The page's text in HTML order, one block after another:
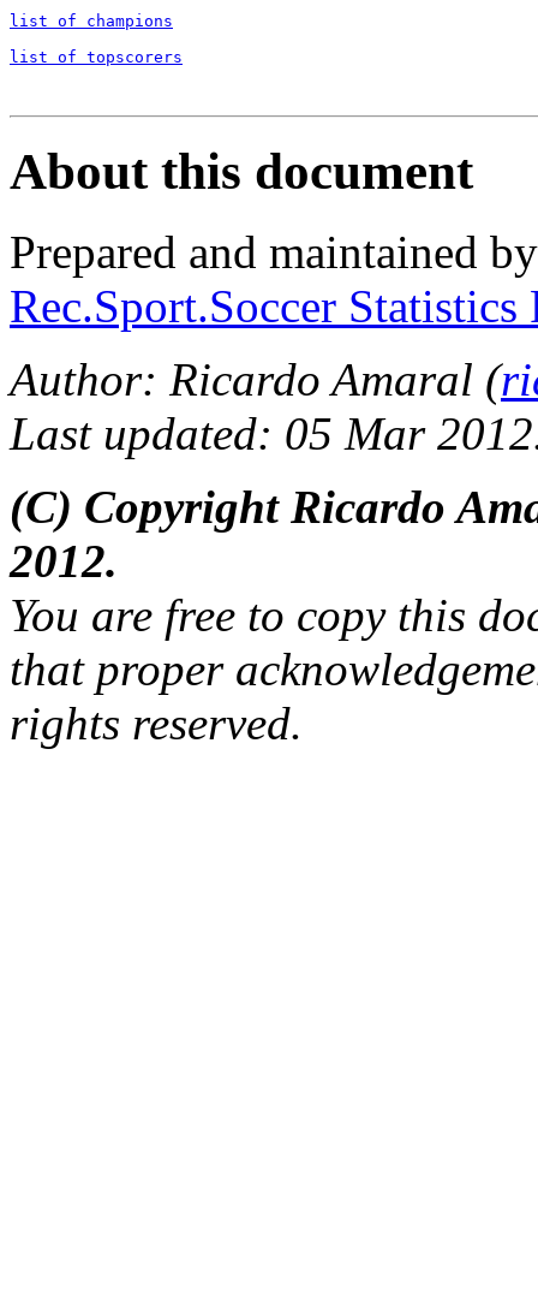
list of champions
list of topscorers
About this document
Prepared and maintained
Rec.Sport.Soccer
Author: Ricardo Amaral (
Last updated: 05 Mar
(C) Copyright Ricardo
2012.
You are free to copy this
that proper
rights reserved.